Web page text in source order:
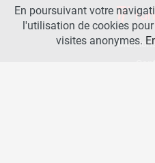
En poursuivant votre
l'utilisation de cookies
visites anonymes.